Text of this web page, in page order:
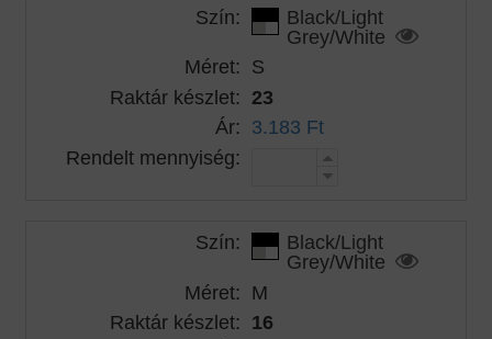
Szín: Black/Light
Grey/White
Méret: S
Raktár készlet: 23
Ár: 3.183 Ft
Rendelt mennyiség:
Szín: Black/Light
Grey/White
Méret: M
Raktár készlet: 16